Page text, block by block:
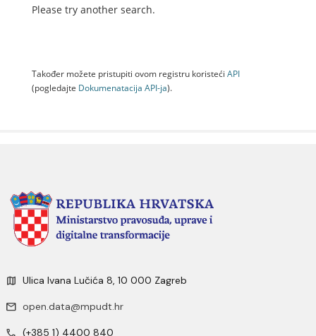
Please try another search.
Također možete pristupiti ovom registru koristeći API
(pogledajte Dokumenаtаcijа API-jа).